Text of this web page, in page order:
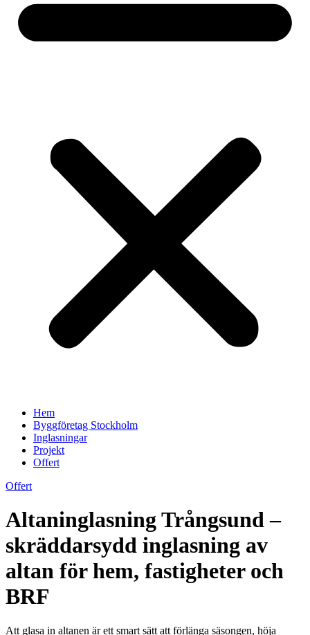
Hem
Byggföretag Stockholm
Inglasningar
Projekt
Offert
Offert
Altaninglasning Trångsund –
skräddarsydd inglasning av
altan för hem, fastigheter och
BRF
Att glasa in altanen är ett smart sätt att förlänga säsongen, höja